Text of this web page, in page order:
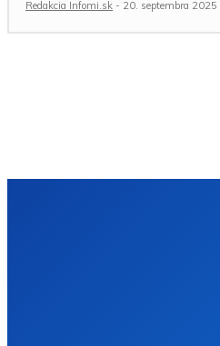
Redakcia Infomi.sk - 20. septembra 2025